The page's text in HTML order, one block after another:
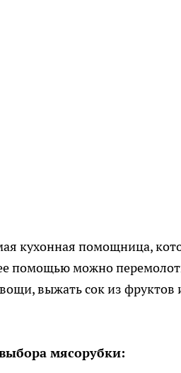
кухонная помощница,
помощью можно
выжать сок из фруктов
мясорубки: